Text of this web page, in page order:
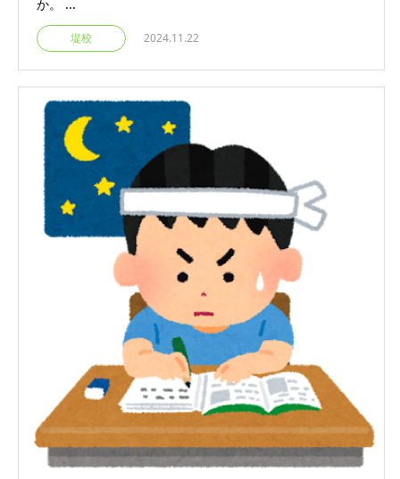
か。 ...
堤校 2024.11.22